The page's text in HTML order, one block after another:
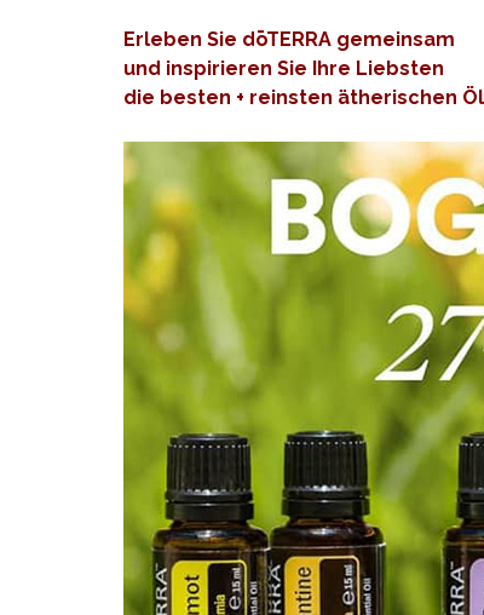
Erleben Sie dōTERRA gemeinsam
und inspirieren Sie Ihre Liebsten
die besten + reinsten ätherischen